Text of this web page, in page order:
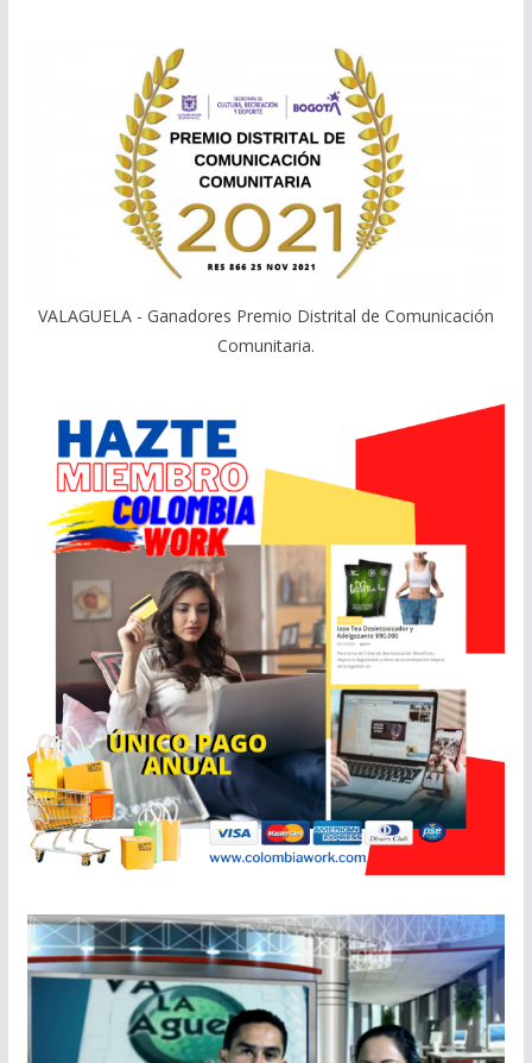
VALAGUELA - Ganadores Premio Distrital de Comunicación
Comunitaria.